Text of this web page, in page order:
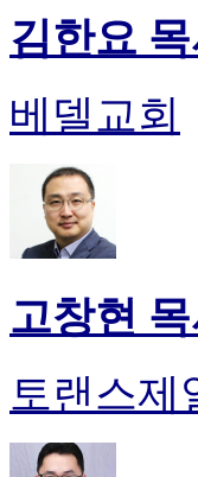
김한요
베델교회
고창현
토랜스제